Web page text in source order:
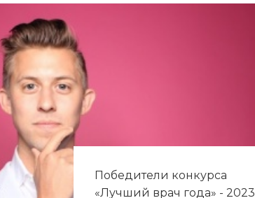
Победители конкурса
«Лучший врач года» - 2023